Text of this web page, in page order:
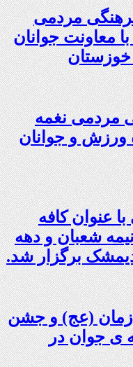
مردمی
معاونت جوانان
خوزستان
مردمی نغمه
ورزش و جوانان
عنوان کافه
شعبان و دهه
برگزار شد.
(عج) و جشن
ی جوان در